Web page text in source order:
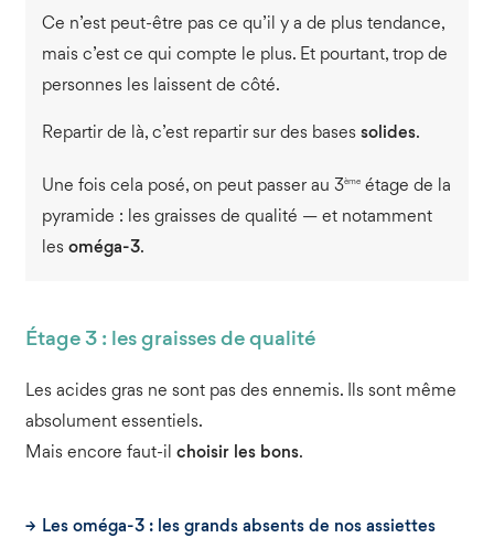
Ce n’est peut-être pas ce qu’il y a de plus tendance,
mais c’est ce qui compte le plus. Et pourtant, trop de
personnes les laissent de côté.
Repartir de là, c’est repartir sur des bases solides.
Une fois cela posé, on peut passer au 3èmeétage de la
pyramide : les graisses de qualité — et notamment
les oméga-3.
Étage 3 : les graisses de qualité
Les acides gras ne sont pas des ennemis. Ils sont même
absolument essentiels.
Mais encore faut-il choisir les bons.
Les oméga-3 : les grands absents de nos assiettes